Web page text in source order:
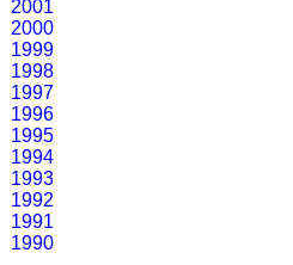
2001
2000
1999
1998
1997
1996
1995
1994
1993
1992
1991
1990